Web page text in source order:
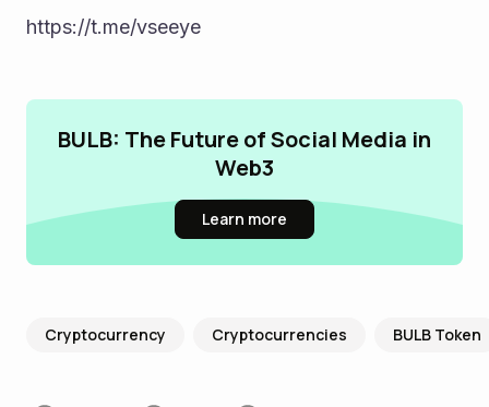
https://t.me/vseeye
BULB: The Future of Social Media in
Web3
Learn more
Cryptocurrency Cryptocurrencies BULB Token